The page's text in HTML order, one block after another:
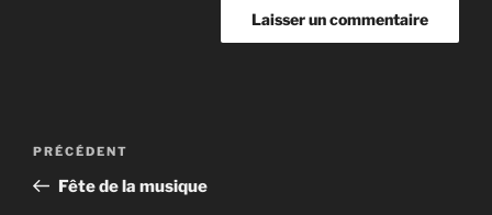
Navigation
l’article
Article
précédent
PRÉCÉDENT
Fête de la musique